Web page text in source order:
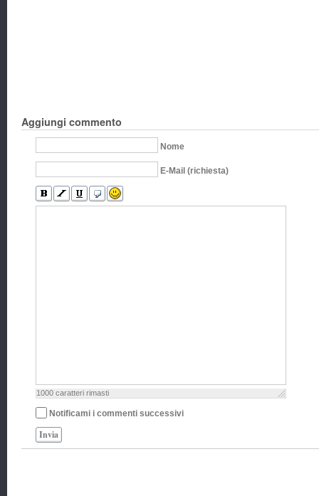
Aggiungi commento
Nome
E-Mail (richiesta)
1000 caratteri rimasti
Notificami i commenti successivi
Invia